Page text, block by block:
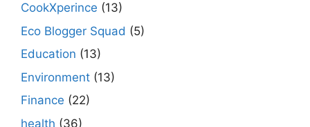
CookXperince (13)
Eco Blogger Squad (5)
Education (13)
Environment (13)
Finance (22)
health (36)